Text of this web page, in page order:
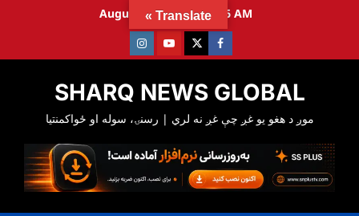
August 9, 2026 6:43:28 AM
Facebook
Twitter
Youtube
Instagram
SHARQ NEWS GLOBAL
Translate »